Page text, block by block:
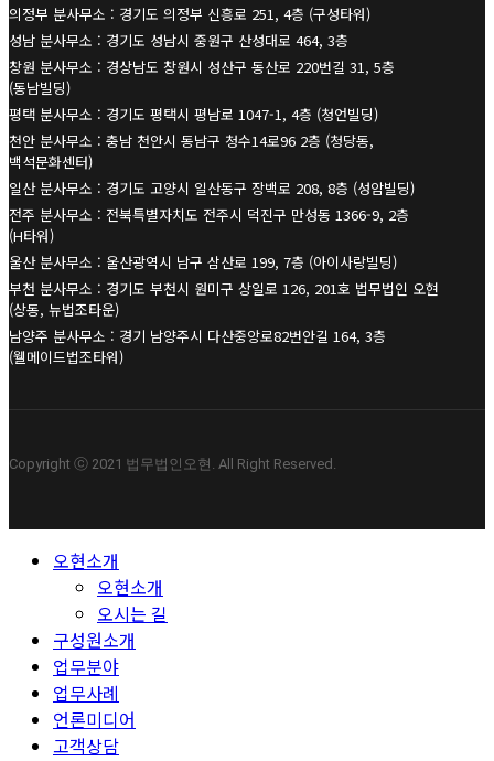
의정부 분사무소 : 경기도 의정부 신흥로 251, 4층 (구성타워)
성남 분사무소 : 경기도 성남시 중원구 산성대로 464, 3층
창원 분사무소 : 경상남도 창원시 성산구 동산로 220번길 31, 5층
(동남빌딩)
평택 분사무소 : 경기도 평택시 평남로 1047-1, 4층 (청언빌딩)
천안 분사무소 : 충남 천안시 동남구 청수14로96 2층 (청당동,
백석문화센터)
일산 분사무소 : 경기도 고양시 일산동구 장백로 208, 8층 (성암빌딩)
전주 분사무소 : 전북특별자치도 전주시 덕진구 만성동 1366-9, 2층
(H타워)
울산 분사무소 : 울산광역시 남구 삼산로 199, 7층 (아이사랑빌딩)
부천 분사무소 : 경기도 부천시 원미구 상일로 126, 201호 법무법인 오현
(상동, 뉴법조타운)
남양주 분사무소 : 경기 남양주시 다산중앙로82번안길 164, 3층
(웰메이드법조타워)
Copyright ⓒ 2021 법무법인오현. All Right Reserved.
Close 오현소개
오현소개
오시는 길
구성원소개
업무분야
업무사례
언론미디어
고객상담